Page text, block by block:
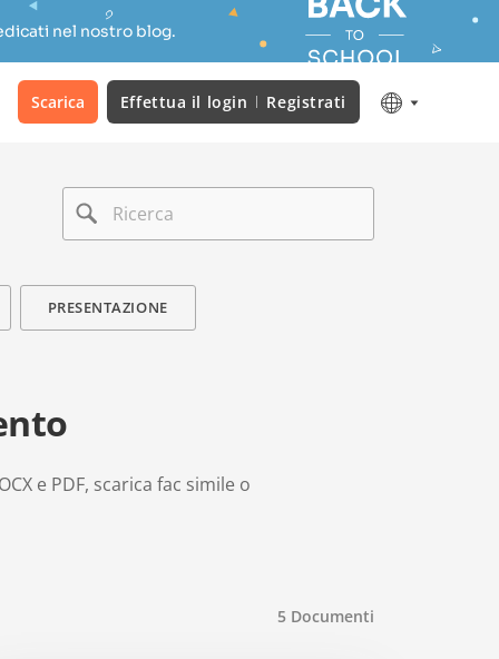
nel nostro blog.
Scarica Effettua il login Registrati
PRESENTAZIONE
e PDF, scarica fac simile o
5 Documenti